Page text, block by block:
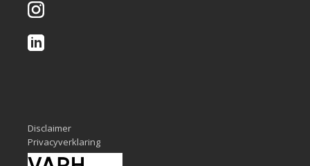
Disclaimer
Privacyverklaring